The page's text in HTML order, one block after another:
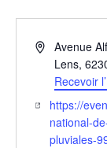
Adresse
Avenue
Lens,
Recevoir
Site
web
https://
national-
pluviales-